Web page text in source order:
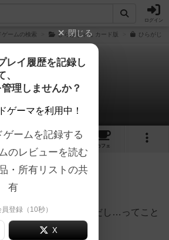
ログイン
ゲームの検索 ひらがじゃん カード版 ひらがじ
がじゃん 牌版
いスケさんのレビュー
1 17
カフェ
0 9ヶ月前
れるけどルール複雑だし…ってこと
な雰囲気を味わえる。
閉じる
レイ履歴を記録し
、
理しませんか？
ゲーマを利用中！
ームを記録する
のレビューを読む
・所有リストの共
有
登録（10秒）
X